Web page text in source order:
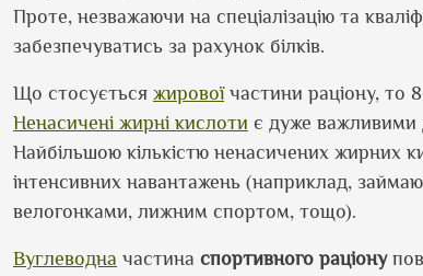
Проте, незважаючи на спеціалізацію та
забезпечуватись за рахунок білків.
Що стосується жировоїчастини раціону, то
Ненасичені жирні кислоти є дуже важливими
Найбільшою кількістю ненасичених жирних
інтенсивних навантажень (наприклад,
велогонками, лижним спортом, тощо).
Вуглеводна частина спортивного раціону